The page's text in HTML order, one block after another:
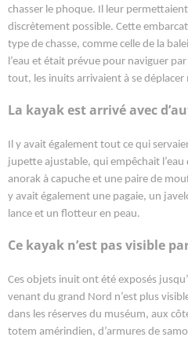
chasser le phoque. Il leur
discrètement possible. Cette
type de chasse, comme celle de la
l’eau et était prévue pour naviguer
tout, les inuits arrivaient à se
La kayak est arrivé avec
Il y avait également tout ce qui
jupette ajustable, qui empêchait l’eau
anorak à capuche et une paire de
y avait également une pagaie, un
lance et un flotteur en peau.
Ce kayak n’est pas visible
Ces objets inuit ont été exposés
venant du grand Nord n’est plus
dans les réserves du muséum, aux
totem amérindien, d’armures de